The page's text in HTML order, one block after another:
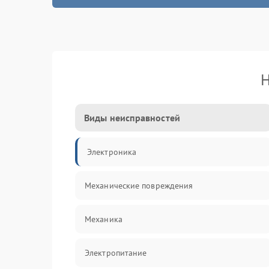
Виды неисправностей
Электроника
Механические повреждения
Механика
Электропитание